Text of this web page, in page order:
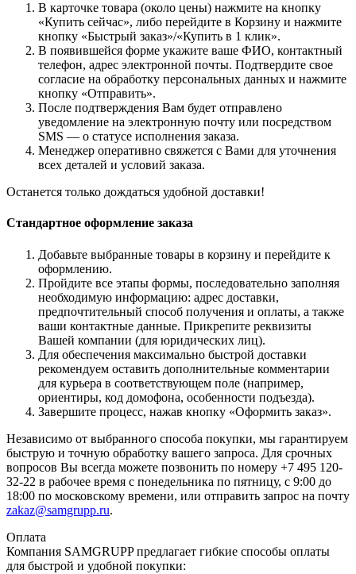
В карточке товара (около цены) нажмите на кнопку
«Купить сейчас», либо перейдите в Корзину и нажмите
кнопку «Быстрый заказ»/«Купить в 1 клик».
В появившейся форме укажите ваше ФИО, контактный
телефон, адрес электронной почты. Подтвердите свое
согласие на обработку персональных данных и нажмите
кнопку «Отправить».
После подтверждения Вам будет отправлено
уведомление на электронную почту или посредством
SMS — о статусе исполнения заказа.
Менеджер оперативно свяжется с Вами для уточнения
всех деталей и условий заказа.
Останется только дождаться удобной доставки!
Стандартное оформление заказа
Добавьте выбранные товары в корзину и перейдите к
оформлению.
Пройдите все этапы формы, последовательно заполняя
необходимую информацию: адрес доставки,
предпочтительный способ получения и оплаты, а также
ваши контактные данные. Прикрепите реквизиты
Вашей компании (для юридических лиц).
Для обеспечения максимально быстрой доставки
рекомендуем оставить дополнительные комментарии
для курьера в соответствующем поле (например,
ориентиры, код домофона, особенности подъезда).
Завершите процесс, нажав кнопку «Оформить заказ».
Независимо от выбранного способа покупки, мы гарантируем
быструю и точную обработку вашего запроса. Для срочных
вопросов Вы всегда можете позвонить по номеру +7 495 120-
32-22 в рабочее время с понедельника по пятницу, с 9:00 до
18:00 по московскому времени, или отправить запрос на почту
zakaz@samgrupp.ru.
Оплата
Компания SAMGRUPP предлагает гибкие способы оплаты
для быстрой и удобной покупки: